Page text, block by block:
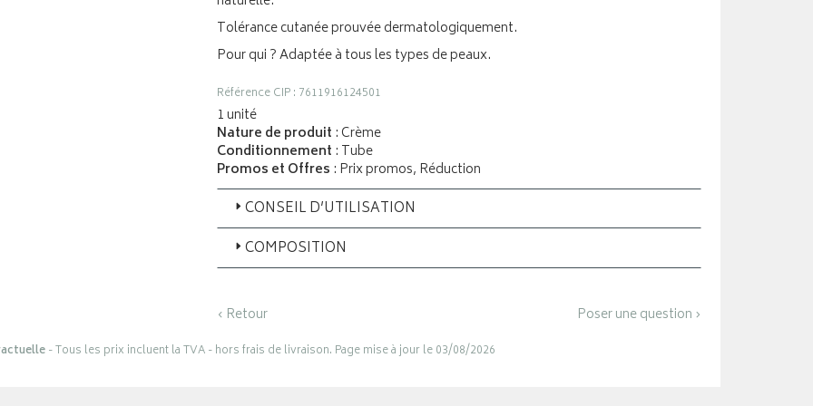
Tolérance cutanée prouvée dermatologiquement.
Pour qui ? Adaptée à tous les types de peaux.
Référence CIP : 7611916124501
1 unité
Nature de produit : Crème
Conditionnement : Tube
Promos et Offres : Prix promos, Réduction
CONSEIL D’UTILISATION
COMPOSITION
‹ Retour Poser une question ›
- Tous les prix incluent la TVA - hors frais de livraison. Page mise à jour le 03/08/2026